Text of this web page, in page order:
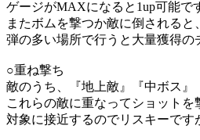
ゲージがMAXになると1up可能で
またボムを撃つか敵に倒されると
弾の多い場所で行うと大量獲得の
○重ね撃ち
敵のうち、『地上敵』『中ボス』
これらの敵に重なってショットを
対象に接近するのでリスキーです